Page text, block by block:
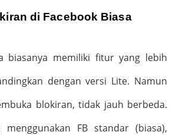
di Facebook Biasa
biasanya memiliki fitur yang lebih
dengan versi Lite. Namun
blokiran, tidak jauh berbeda.
FB standar (biasa),